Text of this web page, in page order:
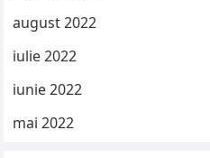
august 2022
iulie 2022
iunie 2022
mai 2022